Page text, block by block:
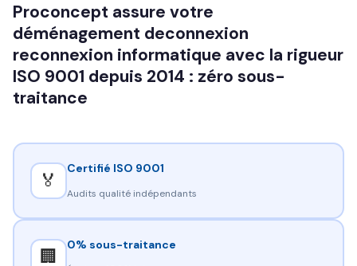
Proconcept assure votre
déménagement deconnexion
reconnexion informatique avec la rigueur
ISO 9001 depuis 2014 : zéro sous-
traitance
🏅
Certifié ISO 9001
Audits qualité indépendants
🏢
0% sous-traitance